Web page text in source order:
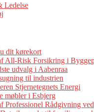
Ledelse
dit kørekort
All-Risk Forsikring i
udvalg i Aabenraa
til industrien
Stjernetegnets Energi
møbler i Esbjerg
Professionel Rådgivning